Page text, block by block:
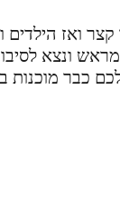
ואז
ונצא
כבר